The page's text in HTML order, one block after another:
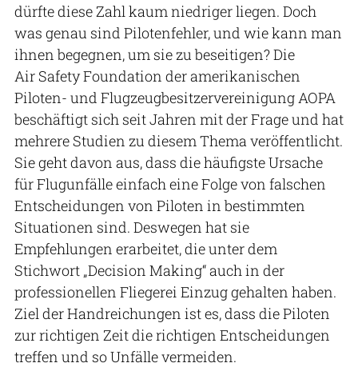
dürfte diese Zahl kaum niedriger liegen. Doch
was genau sind Pilotenfehler, und wie kann man
ihnen begegnen, um sie zu beseitigen? Die
Air Safety Foundation der amerikanischen
Piloten- und Flugzeugbesitzervereinigung AOPA
beschäftigt sich seit Jahren mit der Frage und hat
mehrere Studien zu diesem Thema veröffentlicht.
Sie geht davon aus, dass die häufigste Ursache
für Flugunfälle einfach eine Folge von falschen
Entscheidungen von Piloten in bestimmten
Situationen sind. Deswegen hat sie
Empfehlungen erarbeitet, die unter dem
Stichwort „Decision Making“ auch in der
professionellen Fliegerei Einzug gehalten haben.
Ziel der Handreichungen ist es, dass die Piloten
zur richtigen Zeit die richtigen Entscheidungen
treffen und so Unfälle vermeiden.